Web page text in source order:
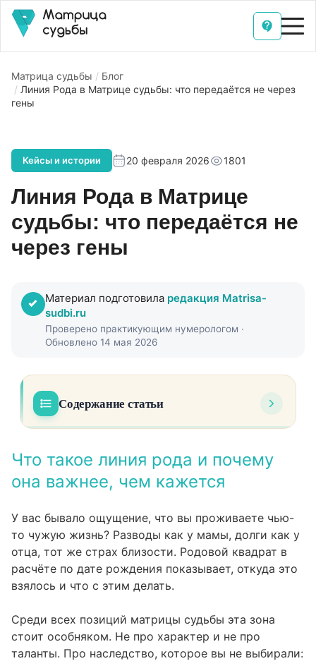
Матрица судьбы
Блог
Линия Рода в Матрице судьбы: что передаётся не через
гены
Кейсы и истории 20 февраля 2026 1801
Линия Рода в Матрице
судьбы: что передаётся не
через гены
Материал подготовила редакция Matrisa-
sudbi.ru
Проверено практикующим нумерологом ·
Обновлено 14 мая 2026
Содержание статьи
чем кажется
02 Расшифровка четырёх позиций родового
03 Что именно передаётся: сценарии,
установки, модели
04 Проработка родовой линии: три
конкретных шага
ограничение, а на ресурс
Что такое линия рода и почему
она важнее, чем кажется
У вас бывало ощущение, что вы проживаете чью-
то чужую жизнь? Разводы как у мамы, долги как у
отца, тот же страх близости. Родовой квадрат в
расчёте по дате рождения показывает, откуда это
взялось и что с этим делать.
Среди всех позиций матрицы судьбы эта зона
стоит особняком. Не про характер и не про
таланты. Про наследство, которое вы не выбирали: